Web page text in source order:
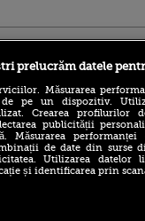
prelucrăm datele
Măsurarea
de pe un dispozitiv.
Crearea profilurilor
publicității
Măsurarea performanței
de date din surse
Utilizarea datelor
și identificarea prin